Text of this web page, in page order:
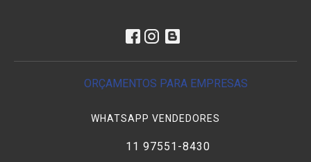
ORÇAMENTOS PARA EMPRESAS
WHATSAPP VENDEDORES
11 97551-8430